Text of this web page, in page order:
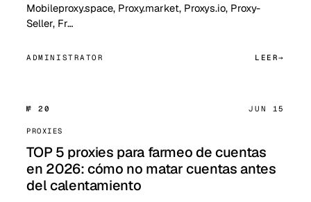
Mobileproxy.space, Proxy.market, Proxys.io, Proxy-
Seller, Fr…
ADMINISTRATOR LEER
№ 20 JUN 15
PROXIES
TOP 5 proxies para farmeo de cuentas
en 2026: cómo no matar cuentas antes
del calentamiento